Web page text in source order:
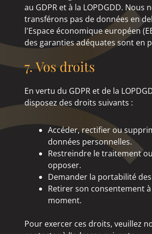
au GDPR et à la LOPDGDD. Nous
transférons pas de données en
l'Espace économique européen
des garanties adéquates sont en
7. Vos droits
En vertu du GDPR et de la
disposez des droits suivants :
Accéder, rectifier ou
données personnelles.
Restreindre le traitement
opposer.
Demander la portabilité
Retirer son consentement
moment.
Pour exercer ces droits, veuillez